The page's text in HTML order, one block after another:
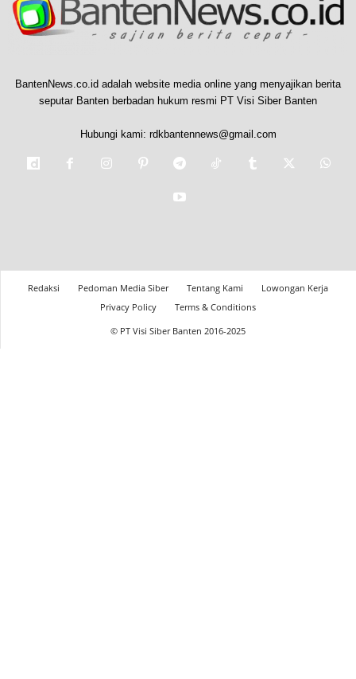
BantenNews.co.id adalah website media online yang menyajikan berita
seputar Banten berbadan hukum resmi PT Visi Siber Banten
Hubungi kami: rdkbantennews@gmail.com
Redaksi Pedoman Media Siber Tentang Kami
Lowongan Kerja
Privacy Policy
Terms & Conditions
© PT Visi Siber Banten 2016-2025